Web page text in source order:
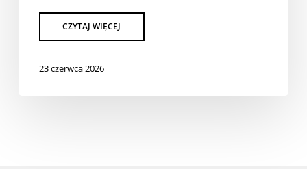
23 czerwca 2026